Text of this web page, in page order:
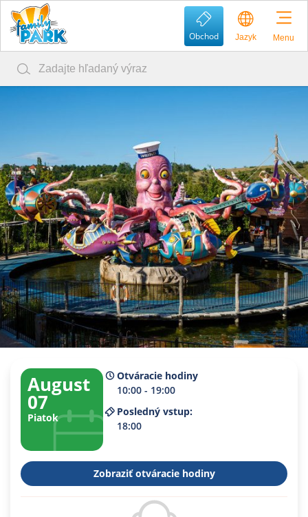
Obchod Jazyk Menu
August
07
Piatok
Otváracie hodiny
10:00 - 19:00
Posledný vstup:
18:00
Zobraziť otváracie hodiny